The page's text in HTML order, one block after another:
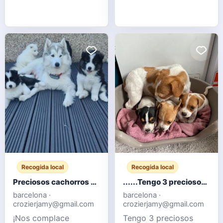
ejemplares blancos,
grises y moteados.
Aves sanas, criadas en
palomar y
acostumbradas a
convivir en grupo.
Ideales para
aficionados, criadores
o para ampliar un
palomar de orna
Recogida local
Preciosos cachorros Samoyedo
barcelona ·
crozierjamy@gmail.com
¡Nos complace
Recogida local
......Tengo 3 preciosos cachorros Jack Russell listos para sus nuevos hogares.
barcelona ·
crozierjamy@gmail.com
Tengo 3 preciosos